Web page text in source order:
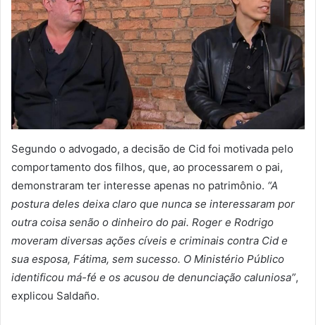
Segundo o advogado, a decisão de Cid foi motivada pelo
comportamento dos filhos, que, ao processarem o pai,
demonstraram ter interesse apenas no patrimônio. “A
postura deles deixa claro que nunca se interessaram por
outra coisa senão o dinheiro do pai. Roger e Rodrigo
moveram diversas ações cíveis e criminais contra Cid e
sua esposa, Fátima, sem sucesso. O Ministério Público
identificou má-fé e os acusou de denunciação caluniosa”,
explicou Saldaño.